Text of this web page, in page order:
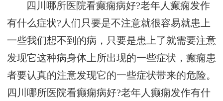
四川哪所医院看癫痫病好?老年人癫痫发作
有什么症状?人们只要是不注意就很容易就患上
一些我们想不到的病，只要是患上了就需要注意
发现它这种病身体上所出现的一些症状，癫痫患
者要认真的注意发现它的一些症状带来的危险。
四川哪所医院看癫痫病好?老年人癫痫发作有什